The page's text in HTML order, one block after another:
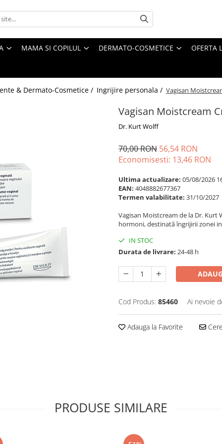
MAMA SI COPILUL DERMATO-COSMETICE OFERTA
& Dermato-Cosmetice / Ingrijire personala / Vagisan
Vagisan Moistcream
Dr. Kurt Wolff
70,00 RON 56,54 RON
Economisesti: 13,46 RON
Ultima actualizare: 05/08/2026
EAN: 4048882677367
Termen valabilitate: 31/10/2027
Vagisan Moistcream de la Dr. Kurt
hormoni, destinată îngrijirii zonei
IN STOC
Durata de livrare: 24-48 h
Cod Produs: 85460 Ai nevoie
Adauga la Favorite
PRODUSE SIMILARE